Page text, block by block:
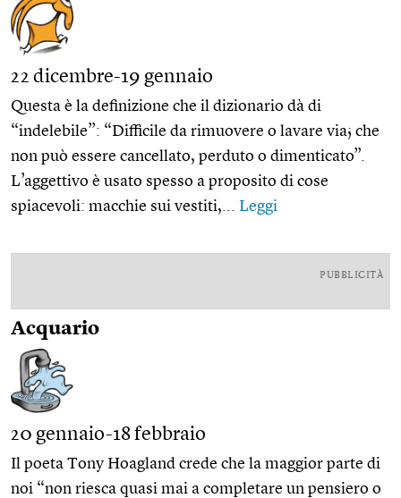
22 dicembre-19 gennaio
Questa è la definizione che il dizionario dà di
“indelebile”: “Difficile da rimuovere o lavare via; che
non può essere cancellato, perduto o dimenticato”.
L’aggettivo è usato spesso a proposito di cose
spiacevoli: macchie sui vestiti,... Leggi
PUBBLICITÀ
Acquario
20 gennaio-18 febbraio
Il poeta Tony Hoagland crede che la maggior parte di
noi “non riesca quasi mai a completare un pensiero o